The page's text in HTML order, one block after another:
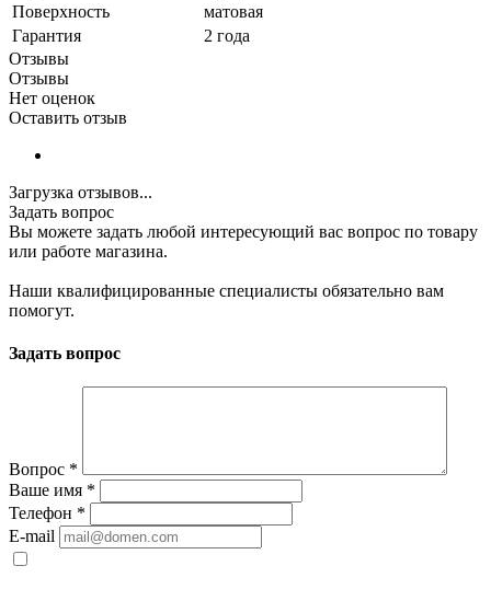
Поверхность
матовая
Гарантия
2 года
Отзывы
Отзывы
Нет оценок
Оставить отзыв
Загрузка отзывов...
Задать вопрос
Вы можете задать любой интересующий вас вопрос по товару
или работе магазина.
Наши квалифицированные специалисты обязательно вам
помогут.
Задать вопрос
Вопрос *
Ваше имя *
Телефон *
E-mail